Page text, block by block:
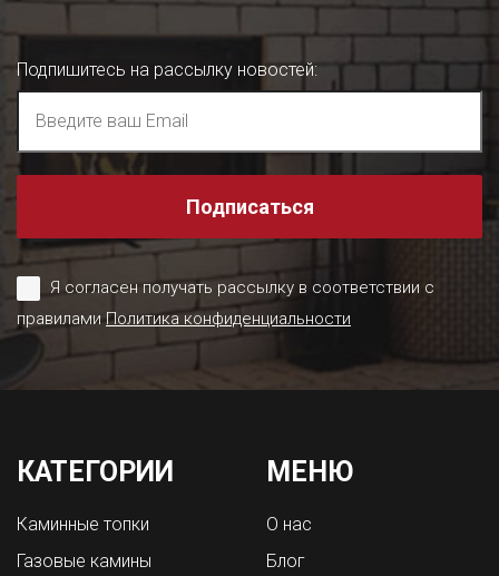
Подпишитесь на рассылку новостей:
Подписаться
Я согласен получать рассылку в соответствии с
правиламиПолитика конфиденциальности
КАТЕГОРИИ
Каминные топки
Газовые камины
МЕНЮ
О нас
Блог